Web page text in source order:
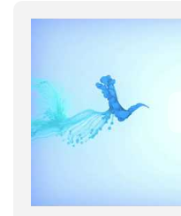
ГАУ є в 16 областях України.